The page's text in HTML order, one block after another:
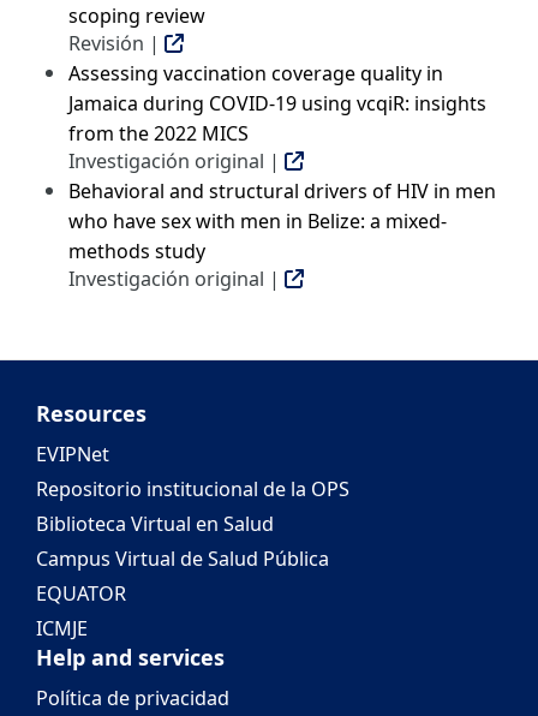
scoping review
Revisión |
Assessing vaccination coverage quality in
Jamaica during COVID-19 using vcqiR: insights
from the 2022 MICS
Investigación original |
Behavioral and structural drivers of HIV in men
who have sex with men in Belize: a mixed-
methods study
Investigación original |
Resources
EVIPNet
Repositorio institucional de la OPS
Biblioteca Virtual en Salud
Campus Virtual de Salud Pública
EQUATOR
ICMJE
Help and services
Política de privacidad